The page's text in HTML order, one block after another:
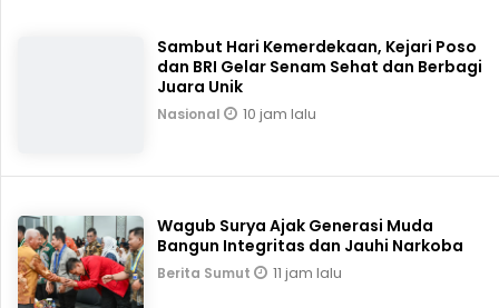
Sambut Hari Kemerdekaan, Kejari Poso
dan BRI Gelar Senam Sehat dan Berbagi
Juara Unik
Nasional 10 jam lalu
Wagub Surya Ajak Generasi Muda
Bangun Integritas dan Jauhi Narkoba
Berita Sumut 11 jam lalu